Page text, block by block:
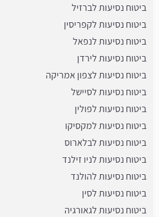
ביטוח נסיעות לברזיל
ביטוח נסיעות לקפריסין
ביטוח נסיעות לנפאל
ביטוח נסיעות לירדן
ביטוח נסיעות לצפון אמריקה
ביטוח נסיעות לסיישל
ביטוח נסיעות לפולין
ביטוח נסיעות למקסיקו
ביטוח נסיעות לבלארוס
ביטוח נסיעות לניו זילנד
ביטוח נסיעות להולנד
ביטוח נסיעות לסין
ביטוח נסיעות לגאורגיה